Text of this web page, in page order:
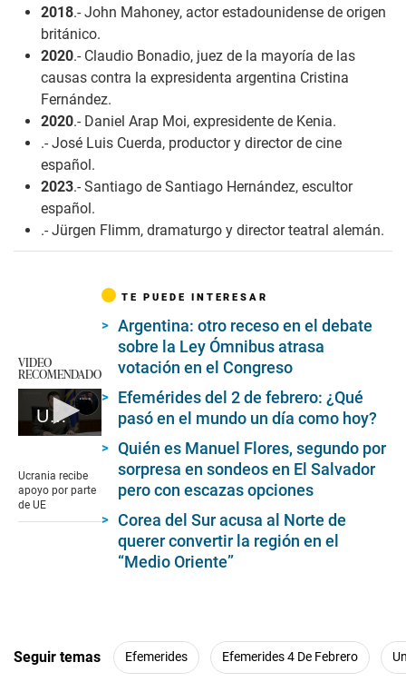
2018.- John Mahoney, actor estadounidense de origen
británico.
2020.- Claudio Bonadio, juez de la mayoría de las
causas contra la expresidenta argentina Cristina
Fernández.
2020.- Daniel Arap Moi, expresidente de Kenia.
.- José Luis Cuerda, productor y director de cine
español.
2023.- Santiago de Santiago Hernández, escultor
español.
.- Jürgen Flimm, dramaturgo y director teatral alemán.
VIDEO
RECOMENDADO
Ucrania recibe apoyo por parte de UE
of
1
minute,
Ucrania recibe
apoyo por parte
de UE
TE PUEDE INTERESAR
Argentina: otro receso en el debate
sobre la Ley Ómnibus atrasa
votación en el Congreso
Efemérides del 2 de febrero: ¿Qué
pasó en el mundo un día como hoy?
Quién es Manuel Flores, segundo por
sorpresa en sondeos en El Salvador
pero con escazas opciones
Corea del Sur acusa al Norte de
querer convertir la región en el
“Medio Oriente”
Seguir temas Efemerides Efemerides 4 De Febrero